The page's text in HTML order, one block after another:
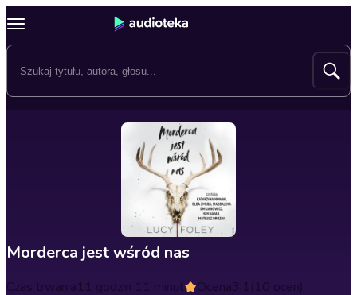
Morderca jest wśród nas
Czas trwania11 godzin 11 minut Ocena3.1(10 ocen)